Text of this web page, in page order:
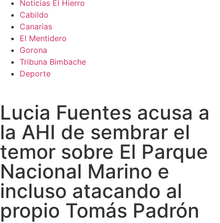
Noticias El Hierro
Cabildo
Canarias
El Mentidero
Gorona
Tribuna Bimbache
Deporte
Lucia Fuentes acusa a
la AHI de sembrar el
temor sobre El Parque
Nacional Marino e
incluso atacando al
propio Tomás Padrón